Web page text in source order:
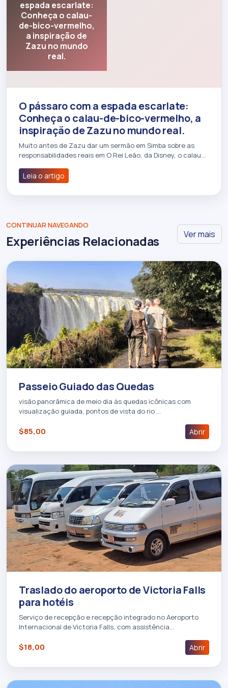
espada escarlate:
Conheça o calau-
de-bico-vermelho,
a inspiração de
Zazu no mundo
real.
O pássaro com a espada escarlate:
Conheça o calau-de-bico-vermelho, a
inspiração de Zazu no mundo real.
Muito antes de Zazu dar um sermão em Simba sobre as
responsabilidades reais em O Rei Leão, da Disney, o calau…
Leia o artigo
CONTINUAR NAVEGANDO
Experiências Relacionadas Ver mais
Passeio Guiado das Quedas
visão panorâmica de meio dia às quedas icônicas com
visualização guiada, pontos de vista do rio …
$85,00 Abrir
Traslado do aeroporto de Victoria Falls
para hotéis
Serviço de recepção e recepção integrado no Aeroporto
Internacional de Victoria Falls, com assistência…
$18,00 Abrir